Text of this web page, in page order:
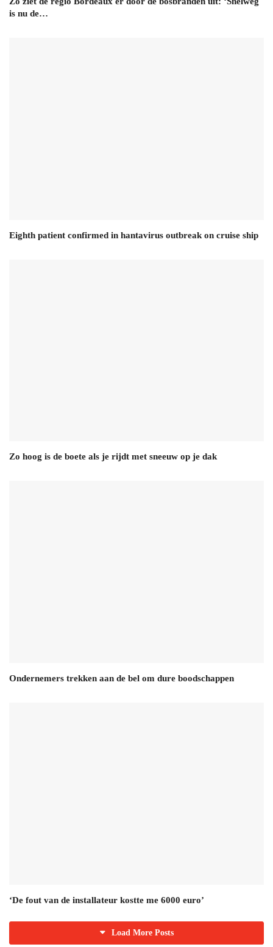
is nu de…
Eighth patient confirmed in hantavirus outbreak on cruise ship
Zo hoog is de boete als je rijdt met sneeuw op je dak
Ondernemers trekken aan de bel om dure boodschappen
‘De fout van de installateur kostte me 6000 euro’
Load More Posts